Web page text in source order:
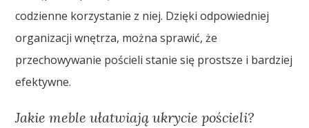
codzienne korzystanie z niej. Dzięki odpowiedniej
organizacji wnętrza, można sprawić, że
przechowywanie pościeli stanie się prostsze i bardziej
efektywne.
Jakie meble ułatwiają ukrycie pościeli?